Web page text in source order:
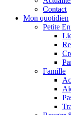
Contact
Mon quotidien
Petite
Famille